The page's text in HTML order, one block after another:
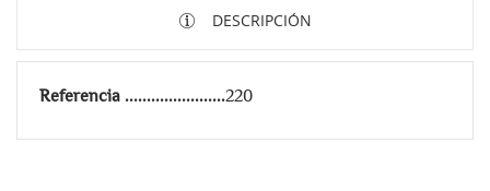
DESCRIPCIÓN
Referencia 220